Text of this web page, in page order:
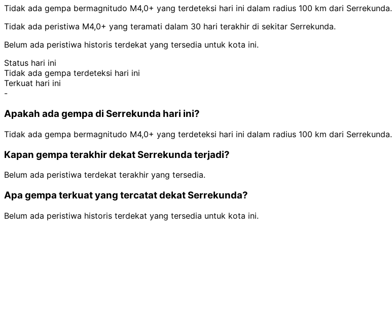
Tidak ada gempa bermagnitudo M4,0+ yang terdeteksi hari ini dalam radius 100 km dari Serrekunda.
Tidak ada peristiwa M4,0+ yang teramati dalam 30 hari terakhir di sekitar Serrekunda.
Belum ada peristiwa historis terdekat yang tersedia untuk kota ini.
Status hari ini
Tidak ada gempa terdeteksi hari ini
Terkuat hari ini
-
Apakah ada gempa di Serrekunda hari ini?
Tidak ada gempa bermagnitudo M4,0+ yang terdeteksi hari ini dalam radius 100 km dari Serrekunda.
Kapan gempa terakhir dekat Serrekunda terjadi?
Belum ada peristiwa terdekat terakhir yang tersedia.
Apa gempa terkuat yang tercatat dekat Serrekunda?
Belum ada peristiwa historis terdekat yang tersedia untuk kota ini.